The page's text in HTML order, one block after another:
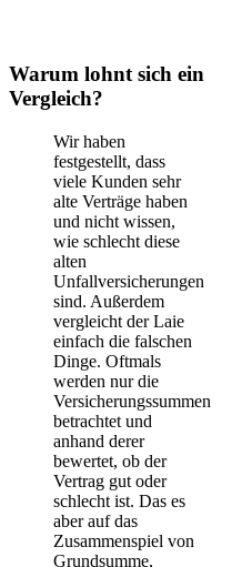
Warum lohnt sich ein
Vergleich?
Wir haben
festgestellt, dass
viele Kunden sehr
alte Verträge haben
und nicht wissen,
wie schlecht diese
alten
Unfallversicherungen
sind. Außerdem
vergleicht der Laie
einfach die falschen
Dinge. Oftmals
werden nur die
Versicherungssummen
betrachtet und
anhand derer
bewertet, ob der
Vertrag gut oder
schlecht ist. Das es
aber auf das
Zusammenspiel von
Grundsumme,